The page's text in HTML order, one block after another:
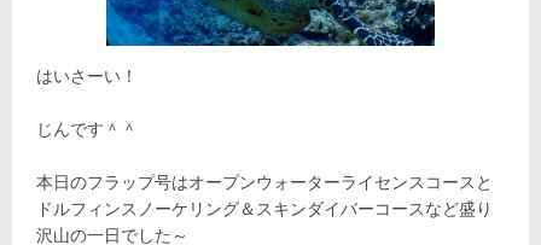
はいさーい！
じんです＾＾
本日のフラップ号はオープンウォーターライセンスコースと
ドルフィンスノーケリング＆スキンダイバーコースなど盛り
沢山の一日でした～